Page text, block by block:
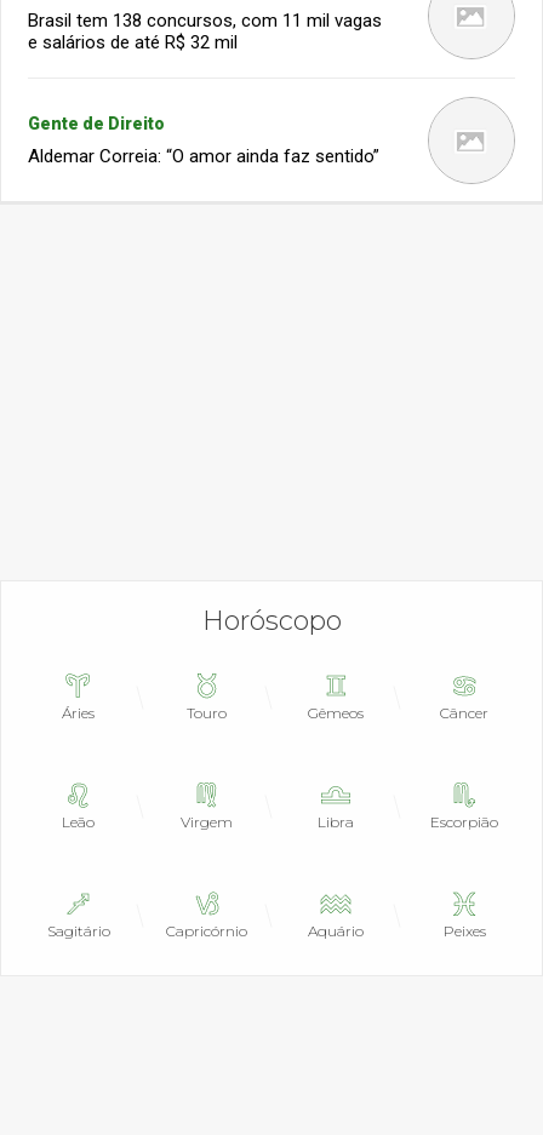
Brasil tem 138 concursos, com 11 mil vagas
e salários de até R$ 32 mil
Gente de Direito
Aldemar Correia: “O amor ainda faz sentido”
Horóscopo
Áries Touro Gêmeos Câncer
Leão Virgem Libra Escorpião
Sagitário Capricórnio Aquário Peixes